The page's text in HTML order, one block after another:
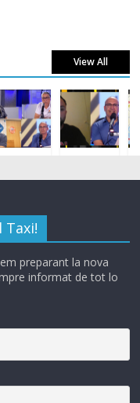
View All
Taxi!
preparant la nova
informat de tot lo